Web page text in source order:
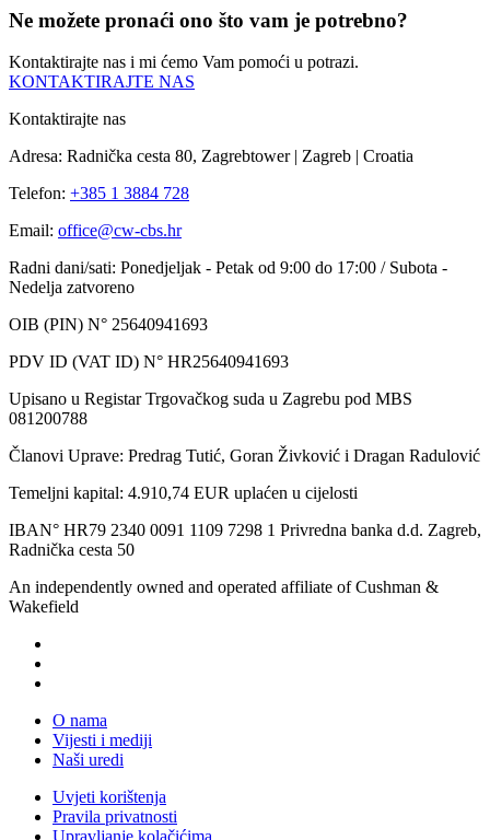
Ne možete pronaći ono što vam je potrebno?
Kontaktirajte nas i mi ćemo Vam pomoći u potrazi.
KONTAKTIRAJTE NAS
Kontaktirajte nas
Adresa: Radnička cesta 80, Zagrebtower | Zagreb | Croatia
Telefon: +385 1 3884 728
Email: office@cw-cbs.hr
Radni dani/sati: Ponedjeljak - Petak od 9:00 do 17:00 / Subota -
Nedelja zatvoreno
OIB (PIN) N° 25640941693
PDV ID (VAT ID) N° HR25640941693
Upisano u Registar Trgovačkog suda u Zagrebu pod MBS
081200788
Članovi Uprave: Predrag Tutić, Goran Živković i Dragan Radulović
Temeljni kapital: 4.910,74 EUR uplaćen u cijelosti
IBAN° HR79 2340 0091 1109 7298 1 Privredna banka d.d. Zagreb,
Radnička cesta 50
An independently owned and operated affiliate of Cushman &
Wakefield
O nama
Vijesti i mediji
Naši uredi
Uvjeti korištenja
Pravila privatnosti